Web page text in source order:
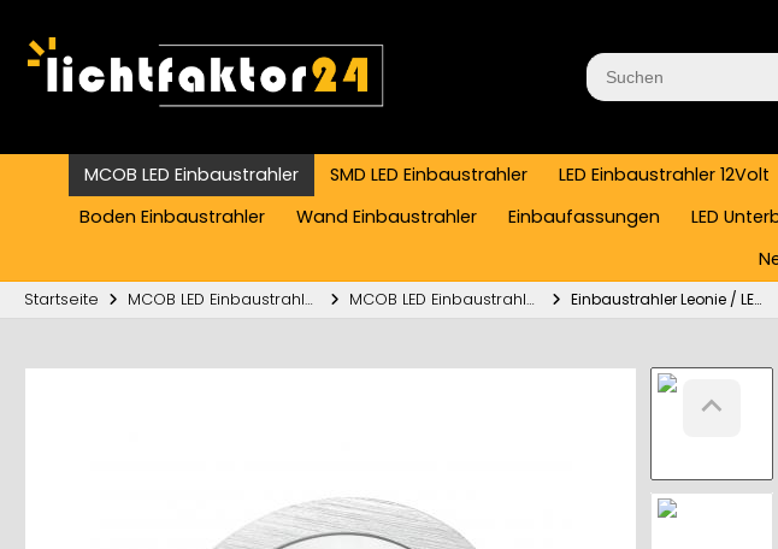
MCOB LED Einbaustrahler SMD LED Einbaustrahler LED Einbaustrahler 12Volt
Boden Einbaustrahler
Wand Einbaustrahler Einbaufassungen LED
Startseite MCOB LED Einbaustrahler MCOB LED Einbaustrahler Einbaustrahler Leonie / LED Leuchtmittel 230V / 7Watt / 500Lumen / Aluminium / Silber